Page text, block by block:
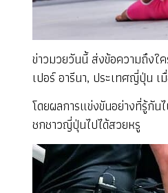
ข่าวมวยวันนี้ ส่งข้อความถึงใ
เปอร์ อารีนา, ประเทศญี่ปุ่น
โดยผลการแข่งขันอย่างที่รู้กั
ชกชาวญี่ปุ่นไปได้สวยหรู